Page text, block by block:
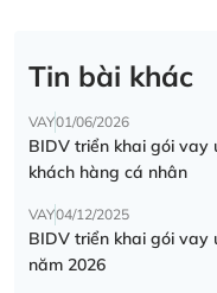
Tin bài khác
VAY01/06/2026
BIDV triển khai gói vay
khách hàng cá nhân
VAY04/12/2025
BIDV triển khai gói vay
năm 2026